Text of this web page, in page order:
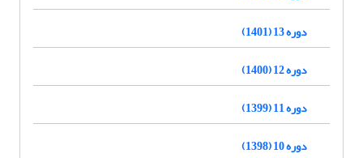
دوره 13 (1401)
دوره 12 (1400)
دوره 11 (1399)
دوره 10 (1398)